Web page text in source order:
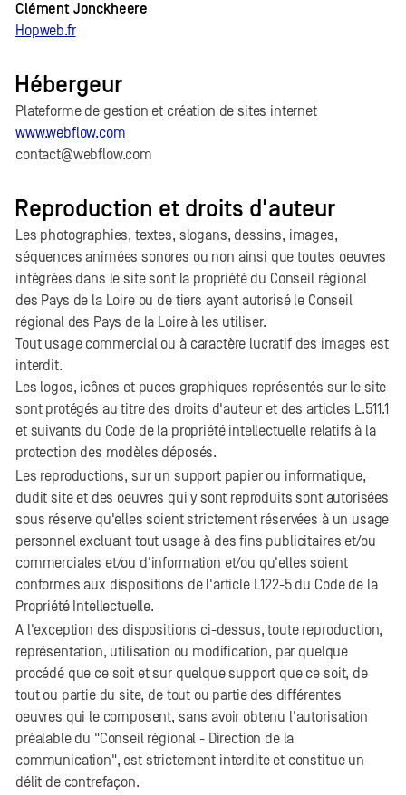
Clément Jonckheere
Hopweb.fr
Hébergeur
Plateforme de gestion et création de sites internet
www.webflow.com
contact@webflow.com
Reproduction et droits d'auteur
Les photographies, textes, slogans, dessins, images,
séquences animées sonores ou non ainsi que toutes oeuvres
intégrées dans le site sont la propriété du Conseil régional
des Pays de la Loire ou de tiers ayant autorisé le Conseil
régional des Pays de la Loire à les utiliser.
Tout usage commercial ou à caractère lucratif des images est
interdit.
Les logos, icônes et puces graphiques représentés sur le site
sont protégés au titre des droits d'auteur et des articles L.511.1
et suivants du Code de la propriété intellectuelle relatifs à la
protection des modèles déposés.
Les reproductions, sur un support papier ou informatique,
dudit site et des oeuvres qui y sont reproduits sont autorisées
sous réserve qu'elles soient strictement réservées à un usage
personnel excluant tout usage à des fins publicitaires et/ou
commerciales et/ou d'information et/ou qu'elles soient
conformes aux dispositions de l'article L122-5 du Code de la
Propriété Intellectuelle.
A l'exception des dispositions ci-dessus, toute reproduction,
représentation, utilisation ou modification, par quelque
procédé que ce soit et sur quelque support que ce soit, de
tout ou partie du site, de tout ou partie des différentes
oeuvres qui le composent, sans avoir obtenu l'autorisation
préalable du "Conseil régional - Direction de la
communication", est strictement interdite et constitue un
délit de contrefaçon.